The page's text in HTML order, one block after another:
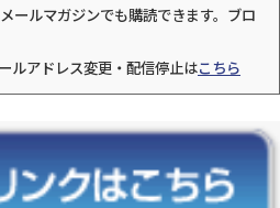
ールマガジンでも購読できます。ブロ
ルアドレス変更・配信停止はこちら